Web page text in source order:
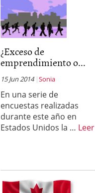
¿Exceso de
emprendimiento o...
15 Jun 2014 Sonia
En una serie de
encuestas realizadas
durante este año en
Estados Unidos la … Leer